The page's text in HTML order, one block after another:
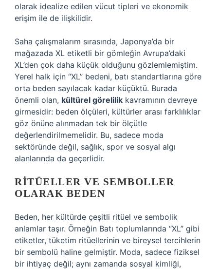
olarak idealize edilen vücut tipleri ve ekonomik
erişim ile de ilişkilidir.
Saha çalışmalarım sırasında, Japonya’da bir
mağazada XL etiketli bir gömleğin Avrupa’daki
XL’den çok daha küçük olduğunu gözlemlemiştim.
Yerel halk için “XL” bedeni, batı standartlarına göre
orta beden sayılacak kadar küçüktü. Burada
önemli olan, kültürel görelilik kavramının devreye
girmesidir: beden ölçüleri, kültürler arası farklılıklar
göz önüne alınmadan tek bir ölçütle
değerlendirilmemelidir. Bu, sadece moda
sektöründe değil, sağlık, spor ve sosyal algı
alanlarında da geçerlidir.
RITÜELLER VE SEMBOLLER
OLARAK BEDEN
Beden, her kültürde çeşitli ritüel ve sembolik
anlamlar taşır. Örneğin Batı toplumlarında “XL” gibi
etiketler, tüketim ritüellerinin ve bireysel tercihlerin
bir sembolü haline gelmiştir. Moda, sadece fiziksel
bir ihtiyaç değil; aynı zamanda sosyal kimliği,